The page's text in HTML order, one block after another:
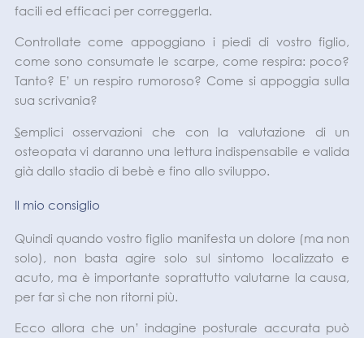
facili ed efficaci per correggerla.
Controllate come appoggiano i piedi di vostro figlio,
come sono consumate le scarpe, come respira: poco?
Tanto? E’ un respiro rumoroso? Come si appoggia sulla
sua scrivania?
Semplici osservazioni che con la valutazione di un
osteopata vi daranno una lettura indispensabile e valida
già dallo stadio di bebè e fino allo sviluppo.
Il mio consiglio
Quindi quando vostro figlio manifesta un dolore (ma non
solo), non basta agire solo sul sintomo localizzato e
acuto, ma è importante soprattutto valutarne la causa,
per far sì che non ritorni più.
Ecco allora che un’ indagine posturale accurata può